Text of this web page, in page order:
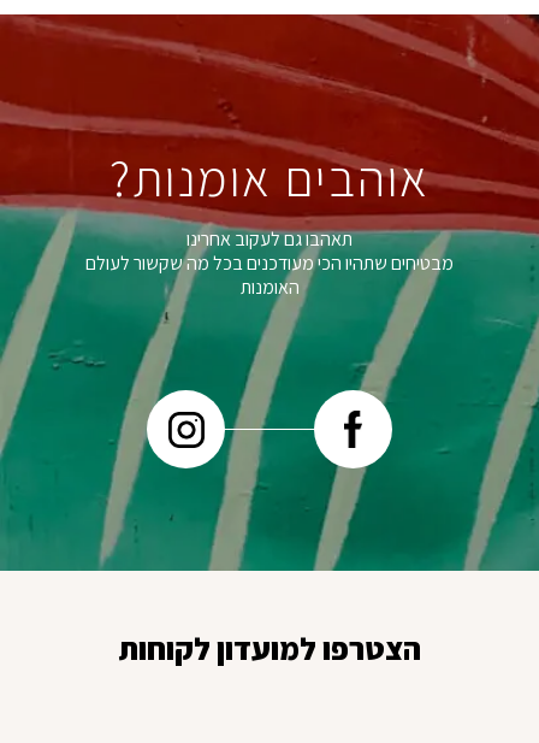
אוהבים אומנות?
תאהבו גם לעקוב אחרינו
מבטיחים שתהיו הכי מעודכנים בכל מה שקשור לעולם
האומנות
הצטרפו למועדון לקוחות